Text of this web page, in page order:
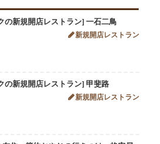
の新規開店レストラン] 一石二鳥
新規開店レストラン
の新規開店レストラン] 甲斐路
新規開店レストラン